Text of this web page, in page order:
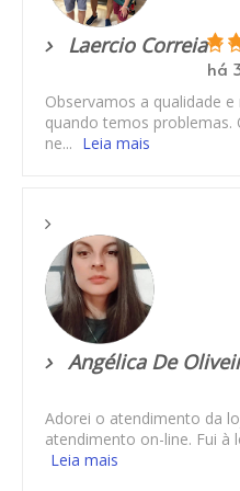
Laercio Correia
há
Observamos a qualidade
quando temos problemas.
ne... Leia mais
Angélica De
Adorei o atendimento da
atendimento on-line. Fui à
Leia mais